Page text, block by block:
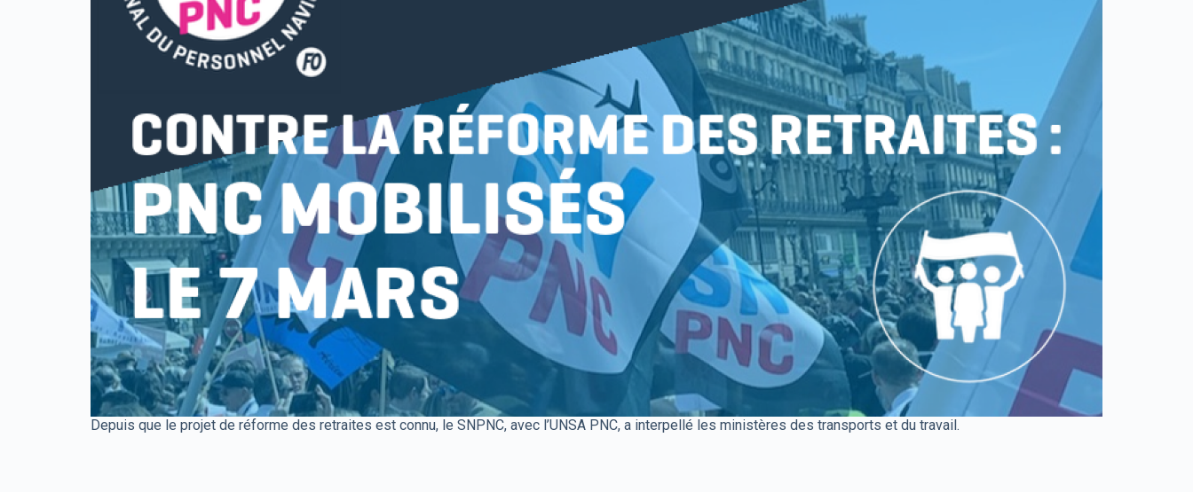
Depuis que le projet de réforme des retraites est connu, le SNPNC, avec l’UNSA PNC, a interpellé les ministères des transports et du travail.